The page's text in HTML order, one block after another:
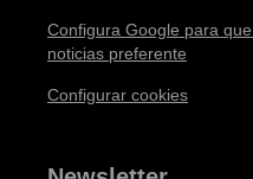
Configura Google para
noticias preferente
Configurar cookies